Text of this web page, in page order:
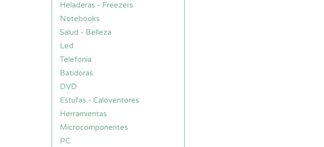
Heladeras - Freezers
Notebooks
Salud - Belleza
Led
Telefonía
Batidoras
DVD
Estufas - Caloventores
Herramientas
Microcomponentes
PC